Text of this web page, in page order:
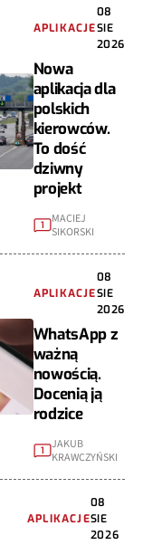
APLIKACJE
08
SIE
2026
Nowa
aplikacja dla
polskich
kierowców.
To dość
dziwny
projekt
1
MACIEJ
SIKORSKI
APLIKACJE
08
SIE
2026
WhatsApp z
ważną
nowością.
Docenią ją
rodzice
1
JAKUB
KRAWCZYŃSKI
APLIKACJE
08
SIE
2026